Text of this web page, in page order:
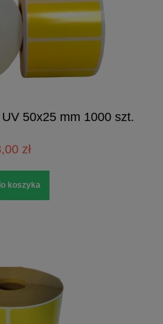
50x25 mm 1000 szt.
zł
koszyka